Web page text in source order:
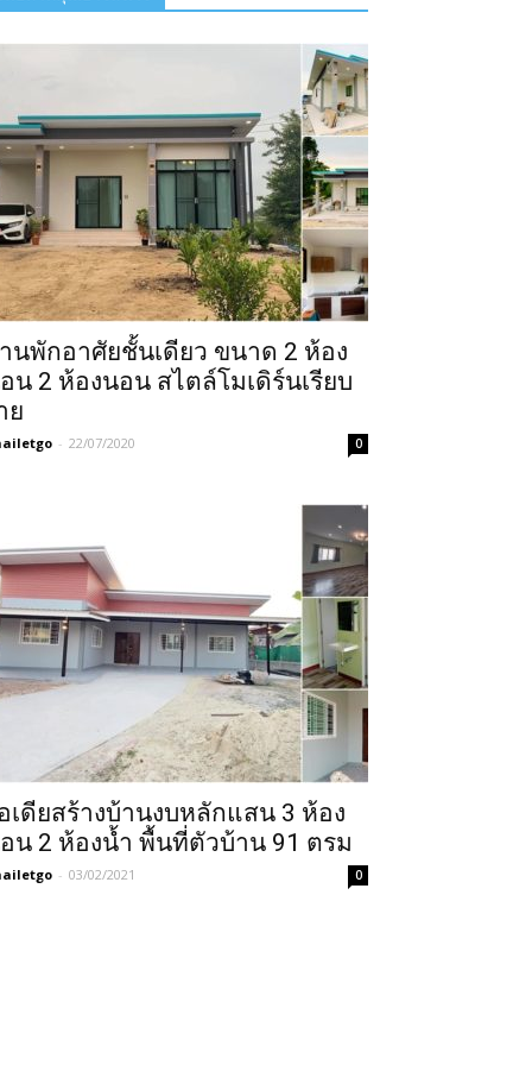
นพักอาศัยชั้นเดียว ขนาด 2 ห้อง
น 2 ห้องนอน สไตล์โมเดิร์นเรียบ
ย
- 22/07/2020 0
เดียสร้างบ้านงบหลักแสน 3 ห้อง
น 2 ห้องน้ำ พื้นที่ตัวบ้าน 91 ตรม
- 03/02/2021 0